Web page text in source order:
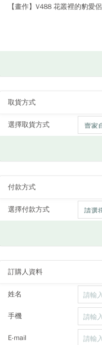
【畫作】V488 花叢裡的豹愛侶
取貨方式
選擇取貨方式
付款方式
選擇付款方式
訂購人資料
姓名
手機
E-mail